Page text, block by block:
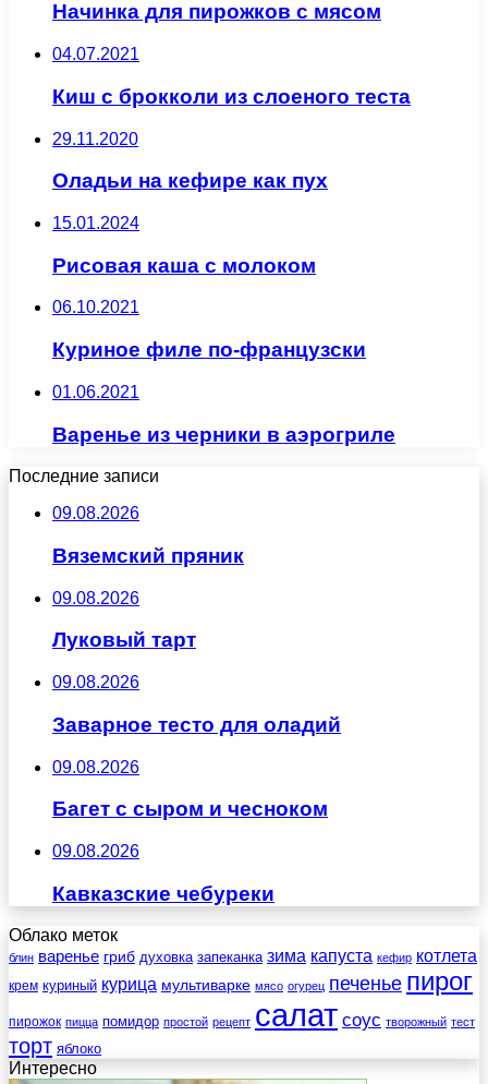
Начинка для пирожков с мясом
04.07.2021
Киш с брокколи из слоеного теста
29.11.2020
Оладьи на кефире как пух
15.01.2024
Рисовая каша с молоком
06.10.2021
Куриное филе по-французски
01.06.2021
Варенье из черники в аэрогриле
Последние записи
09.08.2026
Вяземский пряник
09.08.2026
Луковый тарт
09.08.2026
Заварное тесто для оладий
09.08.2026
Багет с сыром и чесноком
09.08.2026
Кавказские чебуреки
Облако меток
блин варенье гриб духовка запеканка зима капуста кефир котлета
крем куриный курица мультиварке мясо огурец печенье пирог
пирожок пицца помидор простой рецепт салат соус творожный тест
торт яблоко
Интересно